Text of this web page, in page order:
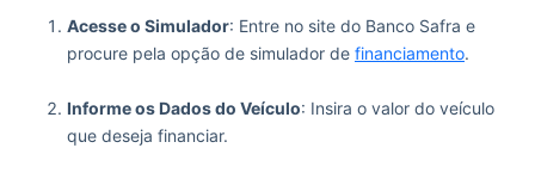
Acesse o Simulador: Entre no site do Banco Safra e
procure pela opção de simulador de financiamento.
Informe os Dados do Veículo: Insira o valor do veículo
que deseja financiar.